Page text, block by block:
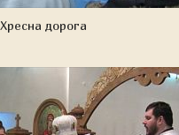
Хресна дорога